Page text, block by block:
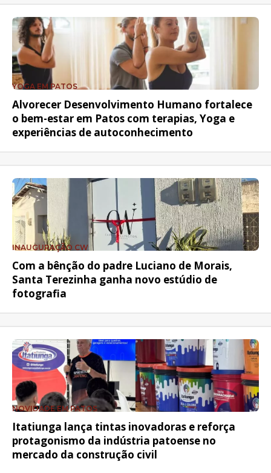
YOGA EM PATOS
Alvorecer Desenvolvimento Humano fortalece
o bem-estar em Patos com terapias, Yoga e
experiências de autoconhecimento
INAUGURAÇÃO CW
Com a bênção do padre Luciano de Morais,
Santa Terezinha ganha novo estúdio de
fotografia
NOVIDADE EM PATOS
Itatiunga lança tintas inovadoras e reforça
protagonismo da indústria patoense no
mercado da construção civil